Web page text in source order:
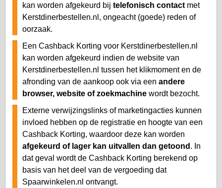
kan worden afgekeurd bij telefonisch contact met
Kerstdinerbestellen.nl, ongeacht (goede) reden of
oorzaak.
Een Cashback Korting voor Kerstdinerbestellen.nl
kan worden afgekeurd indien de website van
Kerstdinerbestellen.nl tussen het klikmoment en de
afronding van de aankoop ook via een andere
browser, website of zoekmachine wordt bezocht.
Externe verwijzingslinks of marketingacties kunnen
invloed hebben op de registratie en hoogte van een
Cashback Korting, waardoor deze kan worden
afgekeurd of lager kan uitvallen dan getoond . In
dat geval wordt de Cashback Korting berekend op
basis van het deel van de vergoeding dat
Spaarwinkelen.nl ontvangt.